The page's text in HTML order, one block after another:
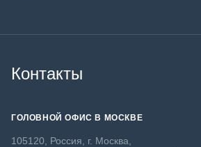
Контакты
ГОЛОВНОЙ ОФИС В МОСКВЕ
105120, Россия, г. Москва,